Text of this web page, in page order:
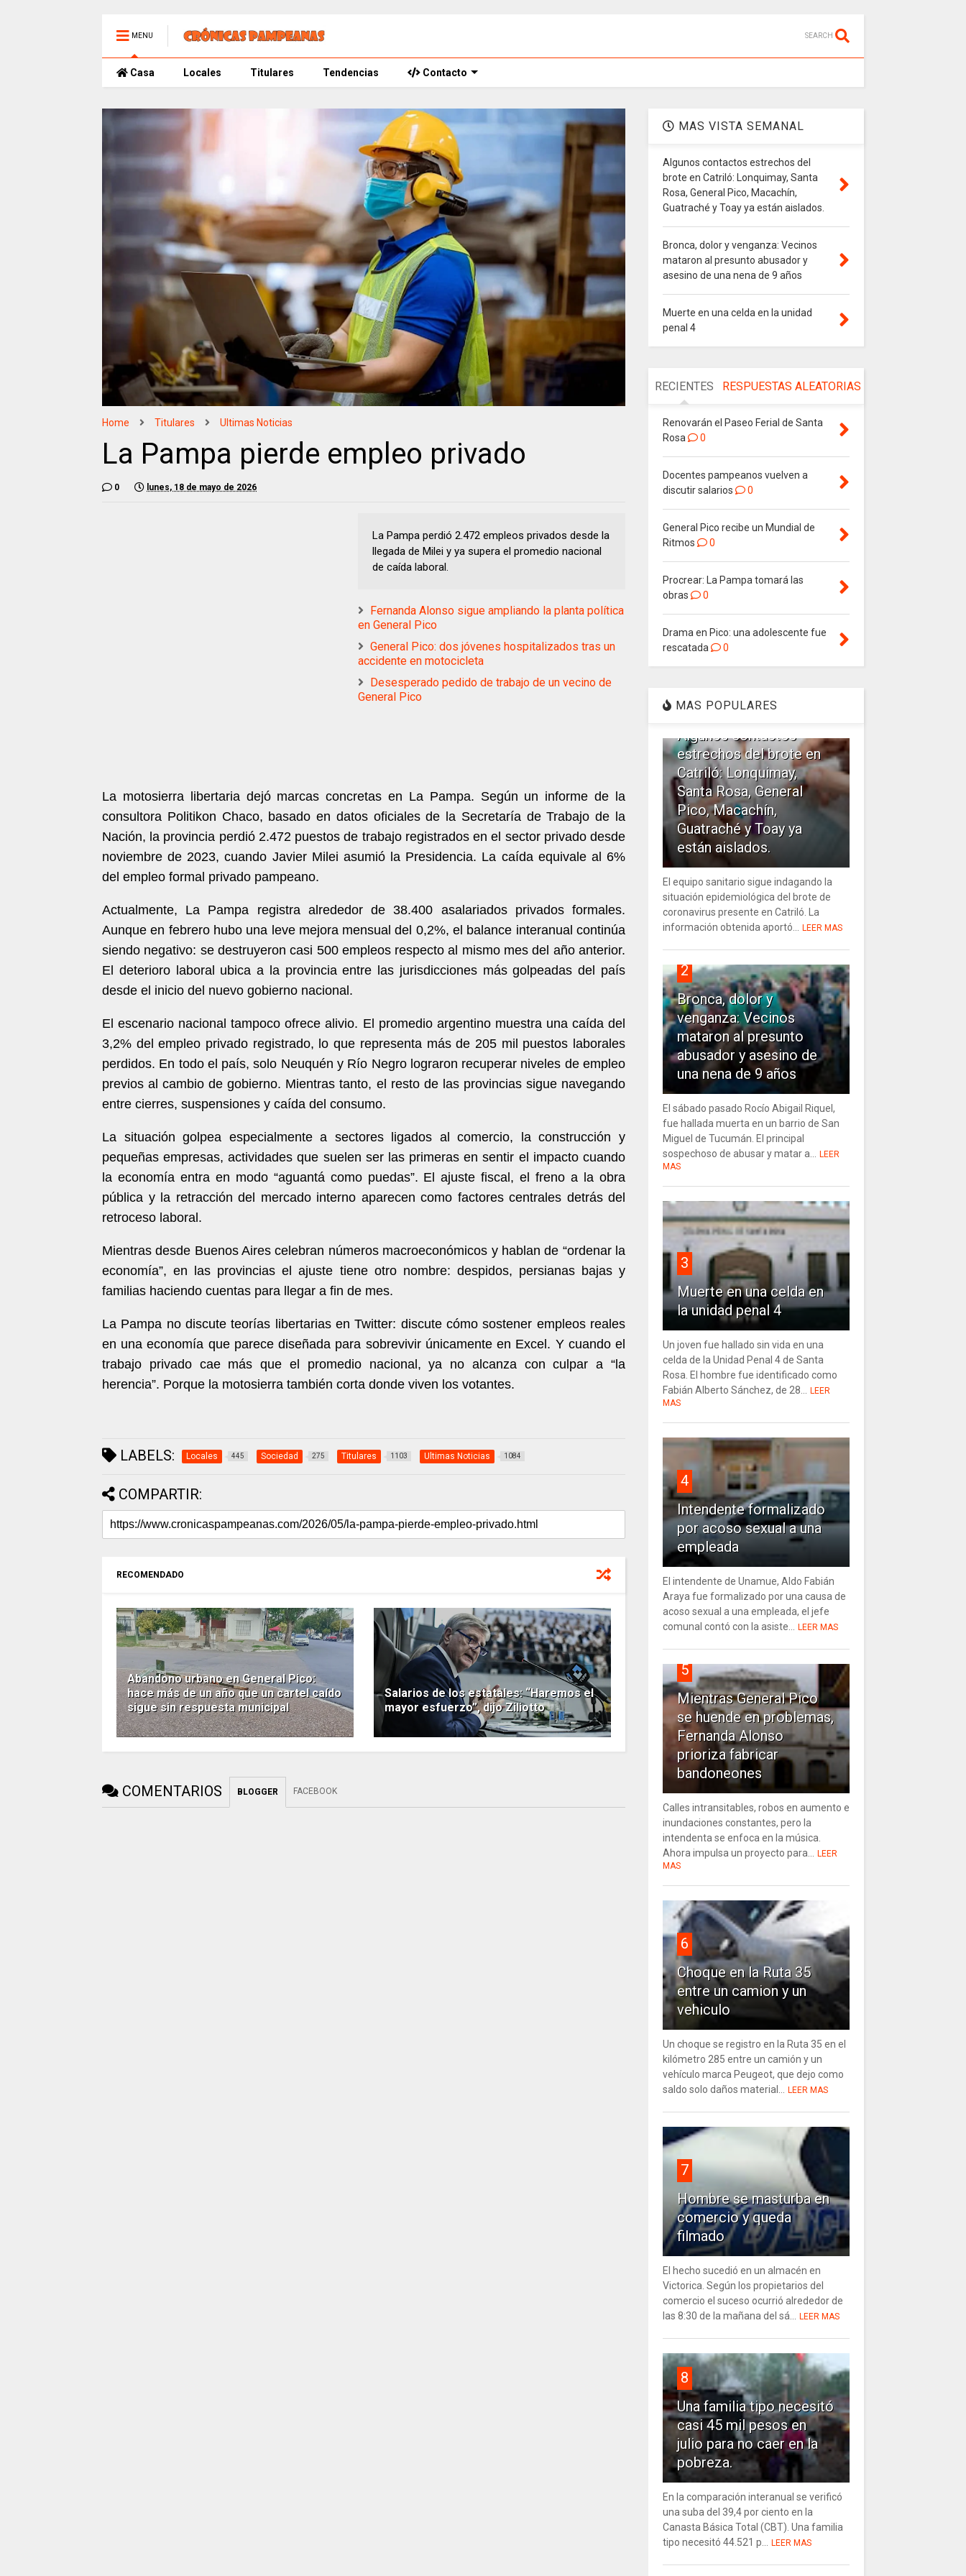
MENU SEARCH
Casa Locales Titulares Tendencias Contacto
Home Titulares Ultimas Noticias
La Pampa pierde empleo privado
0 lunes, 18 de mayo de 2026
La Pampa perdió 2.472 empleos privados desde la
llegada de Milei y ya supera el promedio nacional
de caída laboral.
Fernanda Alonso sigue ampliando la planta política
en General Pico
General Pico: dos jóvenes hospitalizados tras un
accidente en motocicleta
Desesperado pedido de trabajo de un vecino de
General Pico
La motosierra libertaria dejó marcas concretas en La Pampa. Según un informe de la
consultora Politikon Chaco, basado en datos oficiales de la Secretaría de Trabajo de la
Nación, la provincia perdió 2.472 puestos de trabajo registrados en el sector privado desde
noviembre de 2023, cuando Javier Milei asumió la Presidencia. La caída equivale al 6%
del empleo formal privado pampeano.
Actualmente, La Pampa registra alrededor de 38.400 asalariados privados formales.
Aunque en febrero hubo una leve mejora mensual del 0,2%, el balance interanual continúa
siendo negativo: se destruyeron casi 500 empleos respecto al mismo mes del año anterior.
El deterioro laboral ubica a la provincia entre las jurisdicciones más golpeadas del país
desde el inicio del nuevo gobierno nacional.
El escenario nacional tampoco ofrece alivio. El promedio argentino muestra una caída del
3,2% del empleo privado registrado, lo que representa más de 205 mil puestos laborales
perdidos. En todo el país, solo Neuquén y Río Negro lograron recuperar niveles de empleo
previos al cambio de gobierno. Mientras tanto, el resto de las provincias sigue navegando
entre cierres, suspensiones y caída del consumo.
La situación golpea especialmente a sectores ligados al comercio, la construcción y
pequeñas empresas, actividades que suelen ser las primeras en sentir el impacto cuando
la economía entra en modo “aguantá como puedas”. El ajuste fiscal, el freno a la obra
pública y la retracción del mercado interno aparecen como factores centrales detrás del
retroceso laboral.
Mientras desde Buenos Aires celebran números macroeconómicos y hablan de “ordenar la
economía”, en las provincias el ajuste tiene otro nombre: despidos, persianas bajas y
familias haciendo cuentas para llegar a fin de mes.
La Pampa no discute teorías libertarias en Twitter: discute cómo sostener empleos reales
en una economía que parece diseñada para sobrevivir únicamente en Excel. Y cuando el
trabajo privado cae más que el promedio nacional, ya no alcanza con culpar a “la
herencia”. Porque la motosierra también corta donde viven los votantes.
LABELS: Locales 445 Sociedad 275 Titulares 1103 Ultimas Noticias 1084
COMPARTIR:
RECOMENDADO
Abandono urbano en General Pico:
hace más de un año que un cartel caído
sigue sin respuesta municipal
Salarios de los estatales: “Haremos el
mayor esfuerzo”, dijo Ziliotto
COMENTARIOS BLOGGER FACEBOOK
MAS VISTA SEMANAL
Algunos contactos estrechos del
brote en Catriló: Lonquimay, Santa
Rosa, General Pico, Macachín,
Guatraché y Toay ya están aislados.
Bronca, dolor y venganza: Vecinos
mataron al presunto abusador y
asesino de una nena de 9 años
Muerte en una celda en la unidad
penal 4
RECIENTES RESPUESTAS ALEATORIAS
Renovarán el Paseo Ferial de Santa
Rosa
0
Docentes pampeanos vuelven a
discutir salarios
0
General Pico recibe un Mundial de
Ritmos
0
Procrear: La Pampa tomará las
obras
0
Drama en Pico: una adolescente fue
rescatada
0
MAS POPULARES
1
Algunos contactos
estrechos del brote en
Catriló: Lonquimay,
Santa Rosa, General
Pico, Macachín,
Guatraché y Toay ya
están aislados.
El equipo sanitario sigue indagando la
situación epidemiológica del brote de
coronavirus presente en Catriló. La
información obtenida aportó... LEER MAS
2
Bronca, dolor y
venganza: Vecinos
mataron al presunto
abusador y asesino de
una nena de 9 años
El sábado pasado Rocío Abigail Riquel,
fue hallada muerta en un barrio de San
Miguel de Tucumán. El principal
sospechoso de abusar y matar a... LEER
MAS
3
Muerte en una celda en
la unidad penal 4
Un joven fue hallado sin vida en una
celda de la Unidad Penal 4 de Santa
Rosa. El hombre fue identificado como
Fabián Alberto Sánchez, de 28... LEER
MAS
4
Intendente formalizado
por acoso sexual a una
empleada
El intendente de Unamue, Aldo Fabián
Araya fue formalizado por una causa de
acoso sexual a una empleada, el jefe
comunal contó con la asiste... LEER MAS
5
Mientras General Pico
se huende en problemas,
Fernanda Alonso
prioriza fabricar
bandoneones
Calles intransitables, robos en aumento e
inundaciones constantes, pero la
intendenta se enfoca en la música.
Ahora impulsa un proyecto para... LEER
MAS
6
Choque en la Ruta 35
entre un camion y un
vehiculo
Un choque se registro en la Ruta 35 en el
kilómetro 285 entre un camión y un
vehículo marca Peugeot, que dejo como
saldo solo daños material... LEER MAS
7
Hombre se masturba en
comercio y queda
filmado
El hecho sucedió en un almacén en
Victorica. Según los propietarios del
comercio el suceso ocurrió alrededor de
las 8:30 de la mañana del sá... LEER MAS
8
Una familia tipo necesitó
casi 45 mil pesos en
julio para no caer en la
pobreza.
En la comparación interanual se verificó
una suba del 39,4 por ciento en la
Canasta Básica Total (CBT). Una familia
tipo necesitó 44.521 p... LEER MAS